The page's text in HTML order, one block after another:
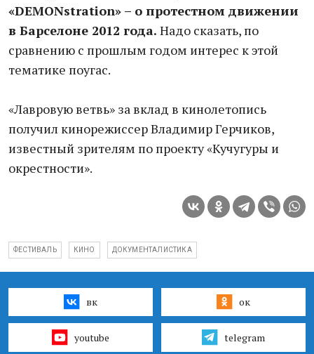
«DEMONstration» – о протестном движении
в Барселоне 2012 года. Надо сказать, по
сравнению с прошлым годом интерес к этой
тематике поугас.
«Лавровую ветвь» за вклад в кинолетопись
получил кинорежиссер Владимир Герчиков,
известный зрителям по проекту «Кучугуры и
окрестности».
ФЕСТИВАЛЬ КИНО ДОКУМЕНТАЛИСТИКА
вк ок
youtube telegram